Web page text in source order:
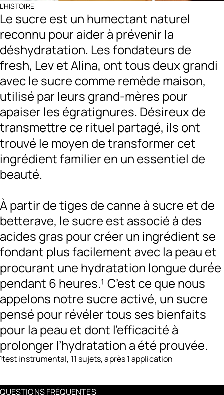
L’HISTOIRE
Le sucre est un humectant naturel
reconnu pour aider à prévenir la
déshydratation. Les fondateurs de
fresh, Lev et Alina, ont tous deux grandi
avec le sucre comme remède maison,
utilisé par leurs grand-mères pour
apaiser les égratignures. Désireux de
transmettre ce rituel partagé, ils ont
trouvé le moyen de transformer cet
ingrédient familier en un essentiel de
beauté.
À partir de tiges de canne à sucre et de
betterave, le sucre est associé à des
acides gras pour créer un ingrédient se
fondant plus facilement avec la peau et
procurant une hydratation longue durée
pendant 6 heures.¹ C’est ce que nous
appelons notre sucre activé, un sucre
pensé pour révéler tous ses bienfaits
pour la peau et dont l’efficacité à
prolonger l’hydratation a été prouvée.
¹test instrumental, 11 sujets, après 1 application
QUESTIONS FRÉQUENTES